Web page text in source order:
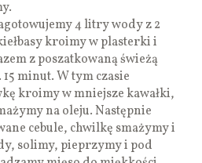
4 litry wody z 2
kroimy w plasterki i
z poszatkowaną świeżą
minut. W tym czasie
kroimy w mniejsze kawałki,
na oleju. Następnie
cebule, chwilkę smażymy i
solimy, pieprzymy i pod